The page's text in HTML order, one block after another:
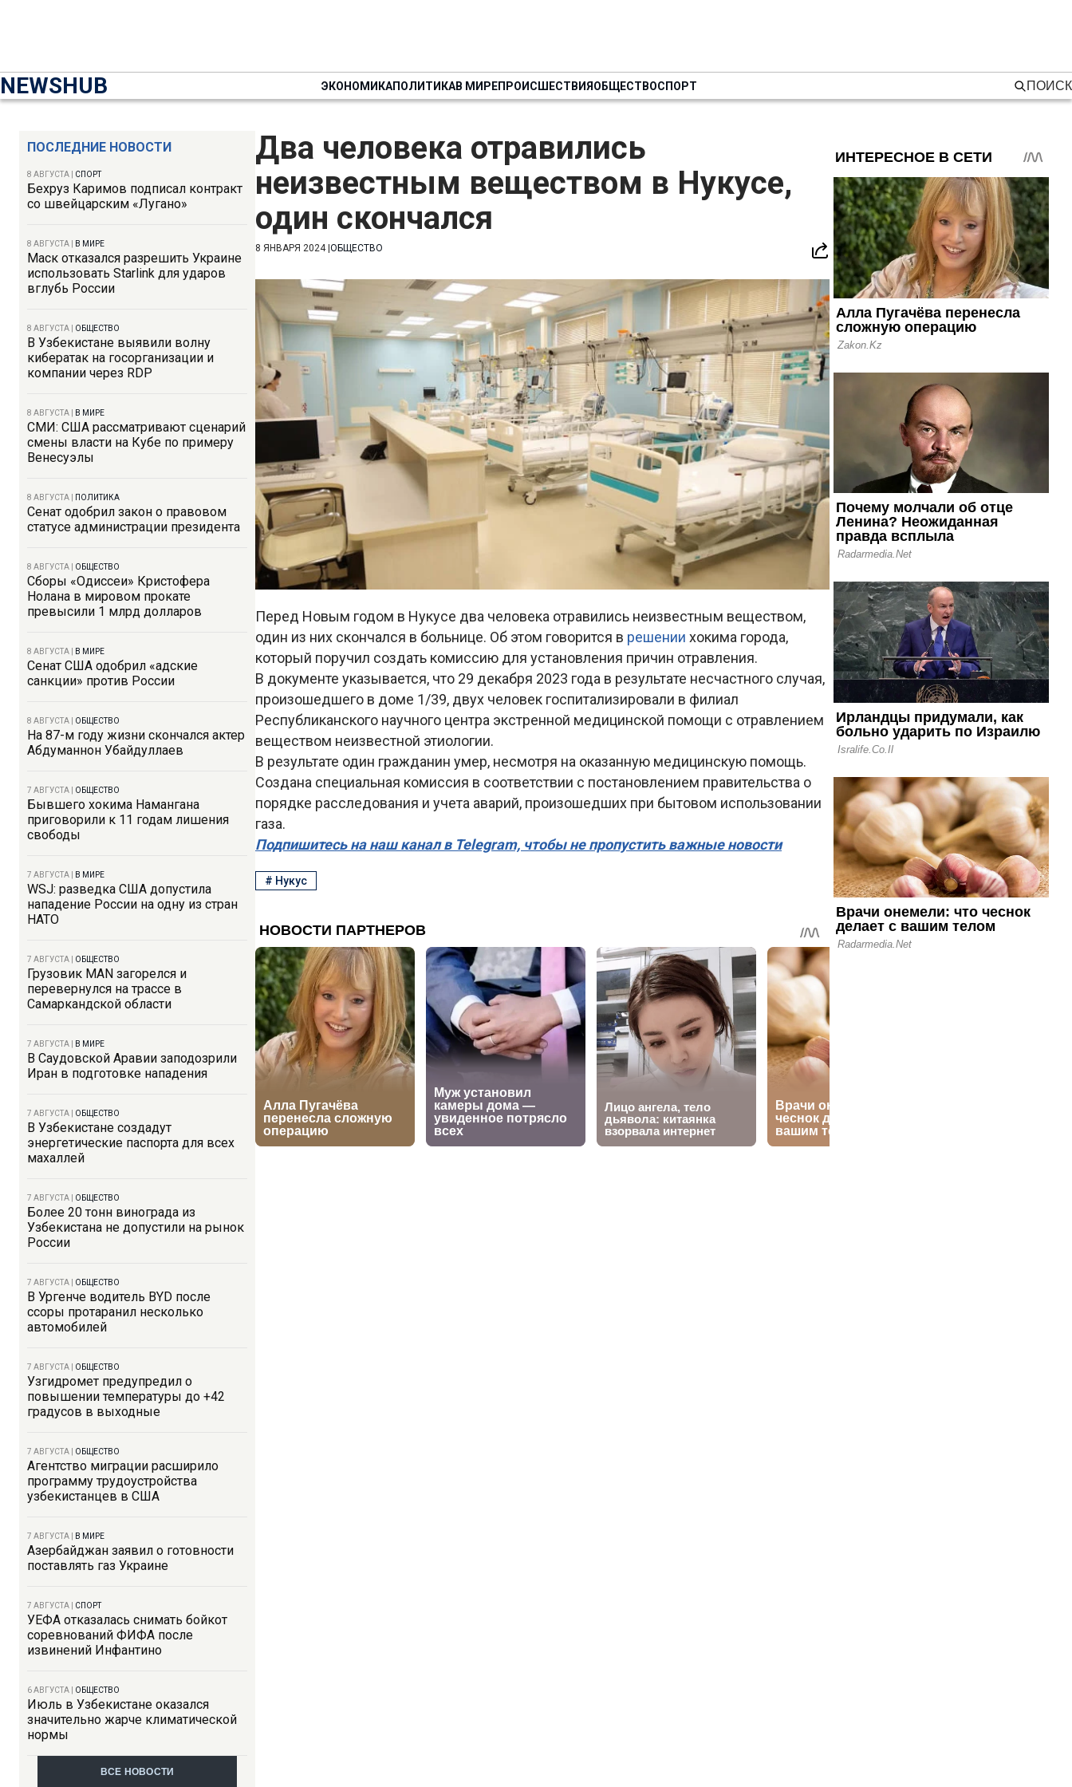
NEWSHUB ЭКОНОМИКАПОЛИТИКАВ МИРЕПРОИСШЕСТВИЯОБЩЕСТВОСПОРТ ПОИСК
ПОСЛЕДНИЕ НОВОСТИ
8 АВГУСТА СПОРТ
Бехруз Каримов подписал контракт
со швейцарским «Лугано»
8 АВГУСТА В МИРЕ
Маск отказался разрешить Украине
использовать Starlink для ударов
вглубь России
8 АВГУСТА ОБЩЕСТВО
В Узбекистане выявили волну
кибератак на госорганизации и
компании через RDP
8 АВГУСТА В МИРЕ
СМИ: США рассматривают сценарий
смены власти на Кубе по примеру
Венесуэлы
8 АВГУСТА ПОЛИТИКА
Сенат одобрил закон о правовом
статусе администрации президента
8 АВГУСТА ОБЩЕСТВО
Сборы «Одиссеи» Кристофера
Нолана в мировом прокате
превысили 1 млрд долларов
8 АВГУСТА В МИРЕ
Сенат США одобрил «адские
санкции» против России
8 АВГУСТА ОБЩЕСТВО
На 87-м году жизни скончался актер
Абдуманнон Убайдуллаев
7 АВГУСТА ОБЩЕСТВО
Бывшего хокима Намангана
приговорили к 11 годам лишения
свободы
7 АВГУСТА В МИРЕ
WSJ: разведка США допустила
нападение России на одну из стран
НАТО
7 АВГУСТА ОБЩЕСТВО
Грузовик MAN загорелся и
перевернулся на трассе в
Самаркандской области
7 АВГУСТА В МИРЕ
В Саудовской Аравии заподозрили
Иран в подготовке нападения
7 АВГУСТА ОБЩЕСТВО
В Узбекистане создадут
энергетические паспорта для всех
махаллей
7 АВГУСТА ОБЩЕСТВО
Более 20 тонн винограда из
Узбекистана не допустили на рынок
России
7 АВГУСТА ОБЩЕСТВО
В Ургенче водитель BYD после
ссоры протаранил несколько
автомобилей
7 АВГУСТА ОБЩЕСТВО
Узгидромет предупредил о
повышении температуры до +42
градусов в выходные
7 АВГУСТА ОБЩЕСТВО
Агентство миграции расширило
программу трудоустройства
узбекистанцев в США
7 АВГУСТА В МИРЕ
Азербайджан заявил о готовности
поставлять газ Украине
7 АВГУСТА СПОРТ
УЕФА отказалась снимать бойкот
соревнований ФИФА после
извинений Инфантино
6 АВГУСТА ОБЩЕСТВО
Июль в Узбекистане оказался
значительно жарче климатической
нормы
ВСЕ НОВОСТИ
Два человека отравились
неизвестным веществом в Нукусе,
один скончался
8 ЯНВАРЯ 2024| ОБЩЕСТВО
Перед Новым годом в Нукусе два человека отравились неизвестным веществом,
один из них скончался в больнице. Об этом говорится в решении хокима города,
который поручил создать комиссию для установления причин отравления.
В документе указывается, что 29 декабря 2023 года в результате несчастного случая,
произошедшего в доме 1/39, двух человек госпитализировали в филиал
Республиканского научного центра экстренной медицинской помощи с отравлением
веществом неизвестной этиологии.
В результате один гражданин умер, несмотря на оказанную медицинскую помощь.
Создана специальная комиссия в соответствии с постановлением правительства о
порядке расследования и учета аварий, произошедших при бытовом использовании
газа.
Подпишитесь на наш канал в Telegram, чтобы не пропустить важные новости
# Нукус